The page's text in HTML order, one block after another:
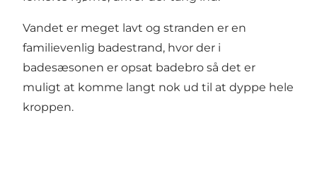
Vandet er meget lavt og stranden er en
familievenlig badestrand, hvor der i
badesæsonen er opsat badebro så det er
muligt at komme langt nok ud til at dyppe hele
kroppen.